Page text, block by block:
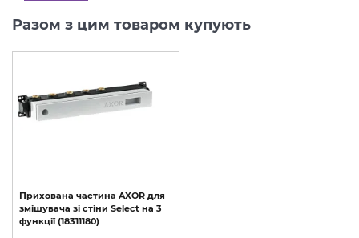
Разом з цим товаром купують
Прихована частина AXOR для
змішувача зі стіни Select на 3
функції (18311180)